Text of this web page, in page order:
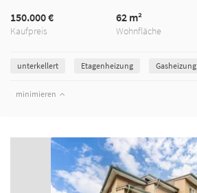
Kaufpreis
150.000 €
Wohnfläche
62 m²
unterkellert Etagenheizung Gasheizung
minimieren